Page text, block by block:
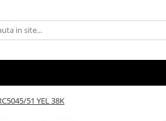
51 YEL 38K